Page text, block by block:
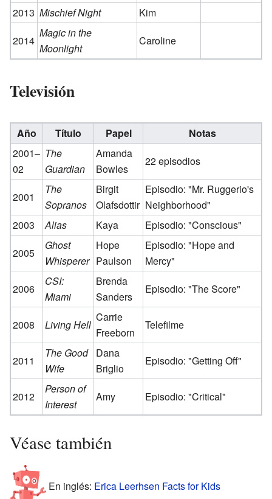
2013 Mischief Night
Kim
2014
Magic in the
Moonlight
Caroline
Televisión
Año Título Papel
Notas
2001–
02
The
Guardian
Amanda
Bowles
22 episodios
2001
The
Sopranos
Birgit
Olafsdottir
Episodio: "Mr. Ruggerio's
Neighborhood"
2003
Alias Kaya
Episodio: "Conscious"
2005
Ghost
Whisperer
Hope
Paulson
Episodio: "Hope and
Mercy"
2006
CSI:
Miami
Brenda
Sanders
Episodio: "The Score"
2008 Living Hell
Carrie
Freeborn
Telefilme
2011
The Good
Wife
Dana
Briglio
Episodio: "Getting Off"
2012
Person of
Interest
Amy Episodio: "Critical"
Véase también
En inglés: Erica Leerhsen Facts for Kids